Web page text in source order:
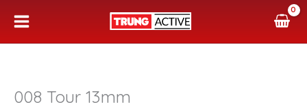
nội
008 Tour 13mm